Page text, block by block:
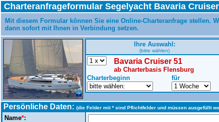
Charteranfrageformular Segelyacht Bavaria
Mit diesem Formular können Sie eine Online-Charteranfrage
dann sofort mit Ihnen in Verbindung setzen.
Ihre Auswahl:
(bitte wählen)
Bavaria Cruiser 51
ab Charterbasis Flensburg
Charterbeginn
für
Persönliche Daten: (die Felder mit * sind Pflichtfelder und müssen ausgefüllt
Name*: